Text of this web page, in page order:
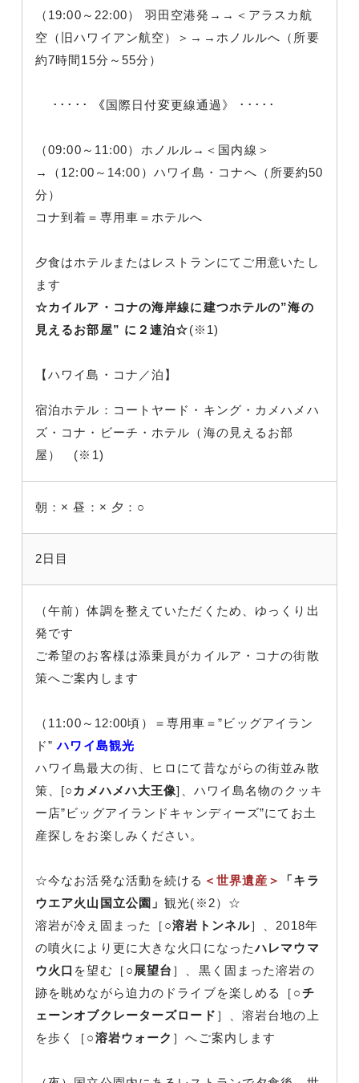
（19:00～22:00） 羽田空港発→→＜アラスカ航
空（旧ハワイアン航空）＞→→ホノルルへ（所要
約7時間15分～55分）
･････ 《国際日付変更線通過》 ･････
（09:00～11:00）ホノルル→＜国内線＞
→（12:00～14:00）ハワイ島・コナへ（所要約50
分）
コナ到着＝専用車＝ホテルへ
夕食はホテルまたはレストランにてご用意いたし
ます
☆カイルア・コナの海岸線に建つホテルの”海の
見えるお部屋” に２連泊☆(※1)
【ハワイ島・コナ／泊】
宿泊ホテル：コートヤード・キング・カメハメハ
ズ・コナ・ビーチ・ホテル（海の見えるお部
屋） (※1)
朝：× 昼：× 夕：○
2日目
（午前）体調を整えていただくため、ゆっくり出
発です
ご希望のお客様は添乗員がカイルア・コナの街散
策へご案内します
（11:00～12:00頃）＝専用車＝”ビッグアイラン
ド”ハワイ島観光
ハワイ島最大の街、ヒロにて昔ながらの街並み散
策、[○ カメハメハ大王像]、ハワイ島名物のクッキ
ー店”ビッグアイランドキャンディーズ”にてお土
産探しをお楽しみください。
☆今なお活発な活動を続ける ＜世界遺産＞
「キラ
ウエア火山国立公園」観光(※2）☆
溶岩が冷え固まった［○溶岩トンネル］、2018年
の噴火により更に大きな火口になったハレマウマ
ウ火口 を望む［○ 展望台 ］、黒く固まった溶岩の
跡を眺めながら迫力のドライブを楽しめる［○チ
ェーンオブクレーターズロード ］、溶岩台地の上
を歩く［○溶岩ウォーク ］へご案内します